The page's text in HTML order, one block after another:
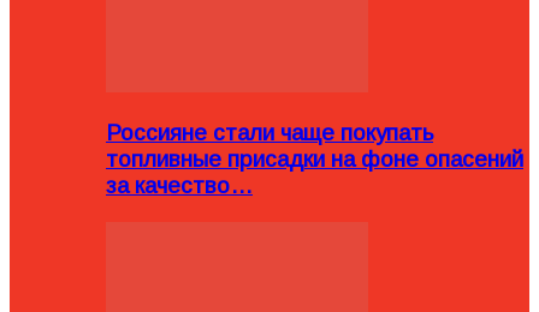
Россияне стали чаще покупать
топливные присадки на фоне опасений
за качество…